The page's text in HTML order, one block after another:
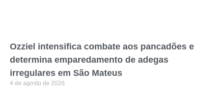
Ozziel intensifica combate aos pancadões e
determina emparedamento de adegas
irregulares em São Mateus
4 de agosto de 2026